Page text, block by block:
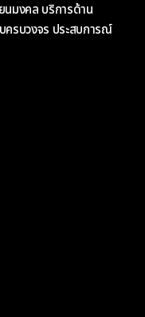
นมงคล บริการด้าน
ครบวงจร ประสบการณ์